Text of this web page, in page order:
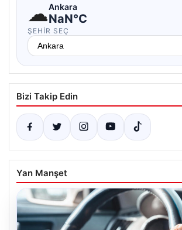
☁Ankara
NaN°C
ŞEHIR SEÇ
Bizi Takip Edin
Yan Manşet